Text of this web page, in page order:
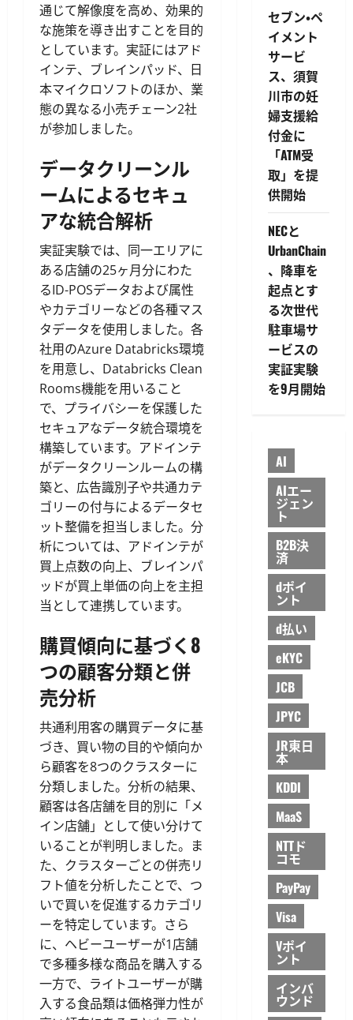
通じて解像度を高め、効果的
な施策を導き出すことを目的
としています。実証にはアド
インテ、ブレインパッド、日
本マイクロソフトのほか、業
態の異なる小売チェーン2社
が参加しました。
データクリーンル
ームによるセキュ
アな統合解析
実証実験では、同一エリアに
ある店舗の25ヶ月分にわた
るID-POSデータおよび属性
やカテゴリーなどの各種マス
タデータを使用しました。各
社用のAzure Databricks環境
を用意し、Databricks Clean
Rooms機能を用いること
で、プライバシーを保護した
セキュアなデータ統合環境を
構築しています。アドインテ
がデータクリーンルームの構
築と、広告識別子や共通カテ
ゴリーの付与によるデータセ
ット整備を担当しました。分
析については、アドインテが
買上点数の向上、ブレインパ
ッドが買上単価の向上を主担
当として連携しています。
購買傾向に基づく8
つの顧客分類と併
売分析
共通利用客の購買データに基
づき、買い物の目的や傾向か
ら顧客を8つのクラスターに
分類しました。分析の結果、
顧客は各店舗を目的別に「メ
イン店舗」として使い分けて
いることが判明しました。ま
た、クラスターごとの併売リ
フト値を分析したことで、つ
いで買いを促進するカテゴリ
ーを特定しています。さら
に、ヘビーユーザーが1店舗
で多種多様な商品を購入する
一方で、ライトユーザーが購
入する食品類は価格弾力性が
セブン・ペ
イメント
サービ
ス、須賀
川市の妊
婦支援給
付金に
「ATM受
取」を提
供開始
NECと
UrbanChain
、降車を
起点とす
る次世代
駐車場サ
ービスの
実証実験
を9月開始
AI
AIエー
ジェン
ト
B2B決
済
dポイ
ント
d払い
eKYC
JCB
JPYC
JR東日
本
KDDI
MaaS
NTTド
コモ
PayPay
Visa
Vポイ
ント
インバ
ウンド